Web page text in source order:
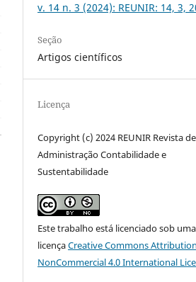
v. 14 n. 3 (2024): REUNIR: 14, 3,
Seção
Artigos científicos
Licença
Copyright (c) 2024 REUNIR Revista de
Administração Contabilidade e
Sustentabilidade
Este trabalho está licenciado sob uma
licençaCreative Commons
NonCommercial 4.0 International